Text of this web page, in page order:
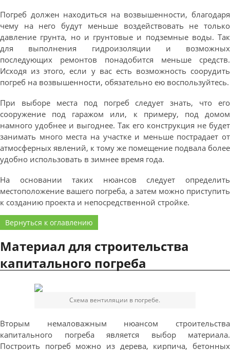
Погреб должен находиться на возвышенности, благодаря
чему на него будут меньше воздействовать не только
давление грунта, но и грунтовые и подземные воды. Так
для выполнения гидроизоляции и возможных
последующих ремонтов понадобится меньше средств.
Исходя из этого, если у вас есть возможность соорудить
погреб на возвышенности, обязательно ею воспользуйтесь.
При выборе места под погреб следует знать, что его
сооружение под гаражом или, к примеру, под домом
намного удобнее и выгоднее. Так его конструкция не будет
занимать много места на участке и меньше пострадает от
атмосферных явлений, к тому же помещение подвала более
удобно использовать в зимнее время года.
На основании таких нюансов следует определить
местоположение вашего погреба, а затем можно приступить
к созданию проекта и непосредственной стройке.
Вернуться к оглавлению
Материал для строительства
капитального погреба
Схема вентиляции в погребе.
Вторым немаловажным нюансом строительства
капитального погреба является выбор материала.
Построить погреб можно из дерева, кирпича, бетонных